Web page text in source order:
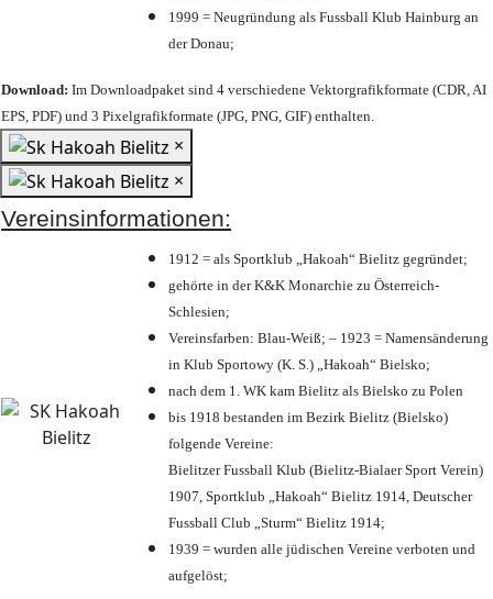
1999 = Neugründung als Fussball Klub Hainburg an
der Donau;
Download: Im Downloadpaket sind 4 verschiedene Vektorgrafikformate (CDR, AI
EPS, PDF) und 3 Pixelgrafikformate (JPG, PNG, GIF) enthalten.
×
×
Vereinsinformationen:
1912 = als Sportklub „Hakoah“ Bielitz gegründet;
gehörte in der K&K Monarchie zu Österreich-
Schlesien;
Vereinsfarben: Blau-Weiß; – 1923 = Namensänderung
in Klub Sportowy (K. S.) „Hakoah“ Bielsko;
nach dem 1. WK kam Bielitz als Bielsko zu Polen
bis 1918 bestanden im Bezirk Bielitz (Bielsko)
folgende Vereine:
Bielitzer Fussball Klub (Bielitz-Bialaer Sport Verein)
1907, Sportklub „Hakoah“ Bielitz 1914, Deutscher
Fussball Club „Sturm“ Bielitz 1914;
1939 = wurden alle jüdischen Vereine verboten und
aufgelöst;